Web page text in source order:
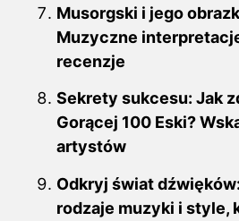
Musorgski i jego
Muzyczne
recenzje
Sekrety sukcesu: Jak
Gorącej 100 Eski?
artystów
Odkryj świat
rodzaje muzyki i style,